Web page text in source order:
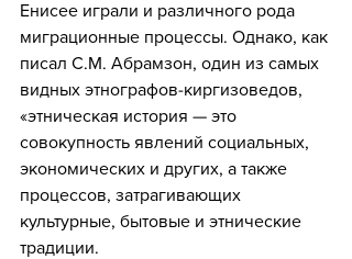
Енисее играли и различного рода
миграционные процессы. Однако, как
писал С.М. Абрамзон, один из самых
видных этнографов-киргизоведов,
«этническая история — это
совокупность явлений социальных,
экономических и других, а также
процессов, затрагивающих
культурные, бытовые и этнические
традиции.